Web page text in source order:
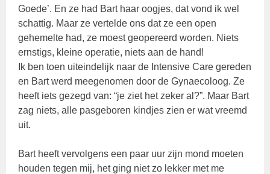
Goede’. En ze had Bart haar oogjes, dat vond ik wel
schattig. Maar ze vertelde ons dat ze een open
gehemelte had, ze moest geopereerd worden. Niets
ernstigs, kleine operatie, niets aan de hand!
Ik ben toen uiteindelijk naar de Intensive Care gereden
en Bart werd meegenomen door de Gynaecoloog. Ze
heeft iets gezegd van: “je ziet het zeker al?”. Maar Bart
zag niets, alle pasgeboren kindjes zien er wat vreemd
uit.
Bart heeft vervolgens een paar uur zijn mond moeten
houden tegen mij, het ging niet zo lekker met me